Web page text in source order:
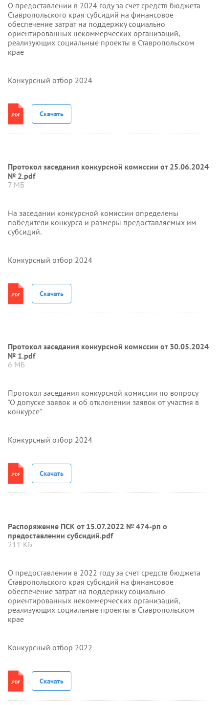
О предоставлении в 2024 году за счет средств бюджета
Ставропольского края субсидий на финансовое
обеспечение затрат на поддержку социально
ориентированных некоммерческих организаций,
реализующих социальные проекты в Ставропольском
крае
Конкурсный отбор 2024
Скачать
Протокол заседания конкурсной комиссии от 25.06.2024
№ 2.pdf
7 МБ
На заседании конкурсной комиссии определены
победители конкурса и размеры предоставляемых им
субсидий.
Конкурсный отбор 2024
Скачать
Протокол заседания конкурсной комиссии от 30.05.2024
№ 1.pdf
6 МБ
Протокол заседания конкурсной комиссии по вопросу
"О допуске заявок и об отклонении заявок от участия в
конкурсе"
Конкурсный отбор 2024
Скачать
Распоряжение ПСК от 15.07.2022 № 474-рп о
предоставлении субсидий.pdf
211 КБ
О предоставлении в 2022 году за счет средств бюджета
Ставропольского края субсидий на финансовое
обеспечение затрат на поддержку социально
ориентированных некоммерческих организаций,
реализующих социальные проекты в Ставропольском
крае
Конкурсный отбор 2022
Скачать